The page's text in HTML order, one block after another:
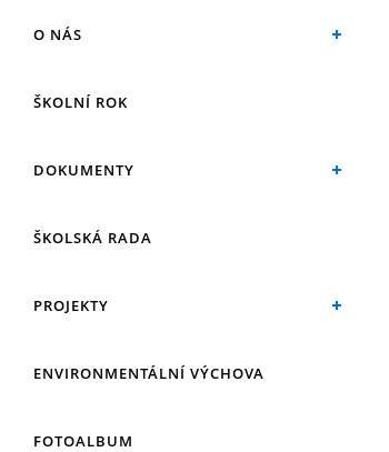
O NÁS
ŠKOLNÍ ROK
DOKUMENTY
ŠKOLSKÁ RADA
PROJEKTY
ENVIRONMENTÁLNÍ VÝCHOVA
FOTOALBUM